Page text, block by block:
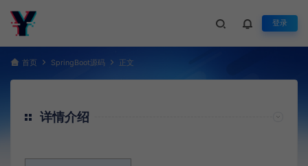
登录
首页 SpringBoot源码 正文
详情介绍